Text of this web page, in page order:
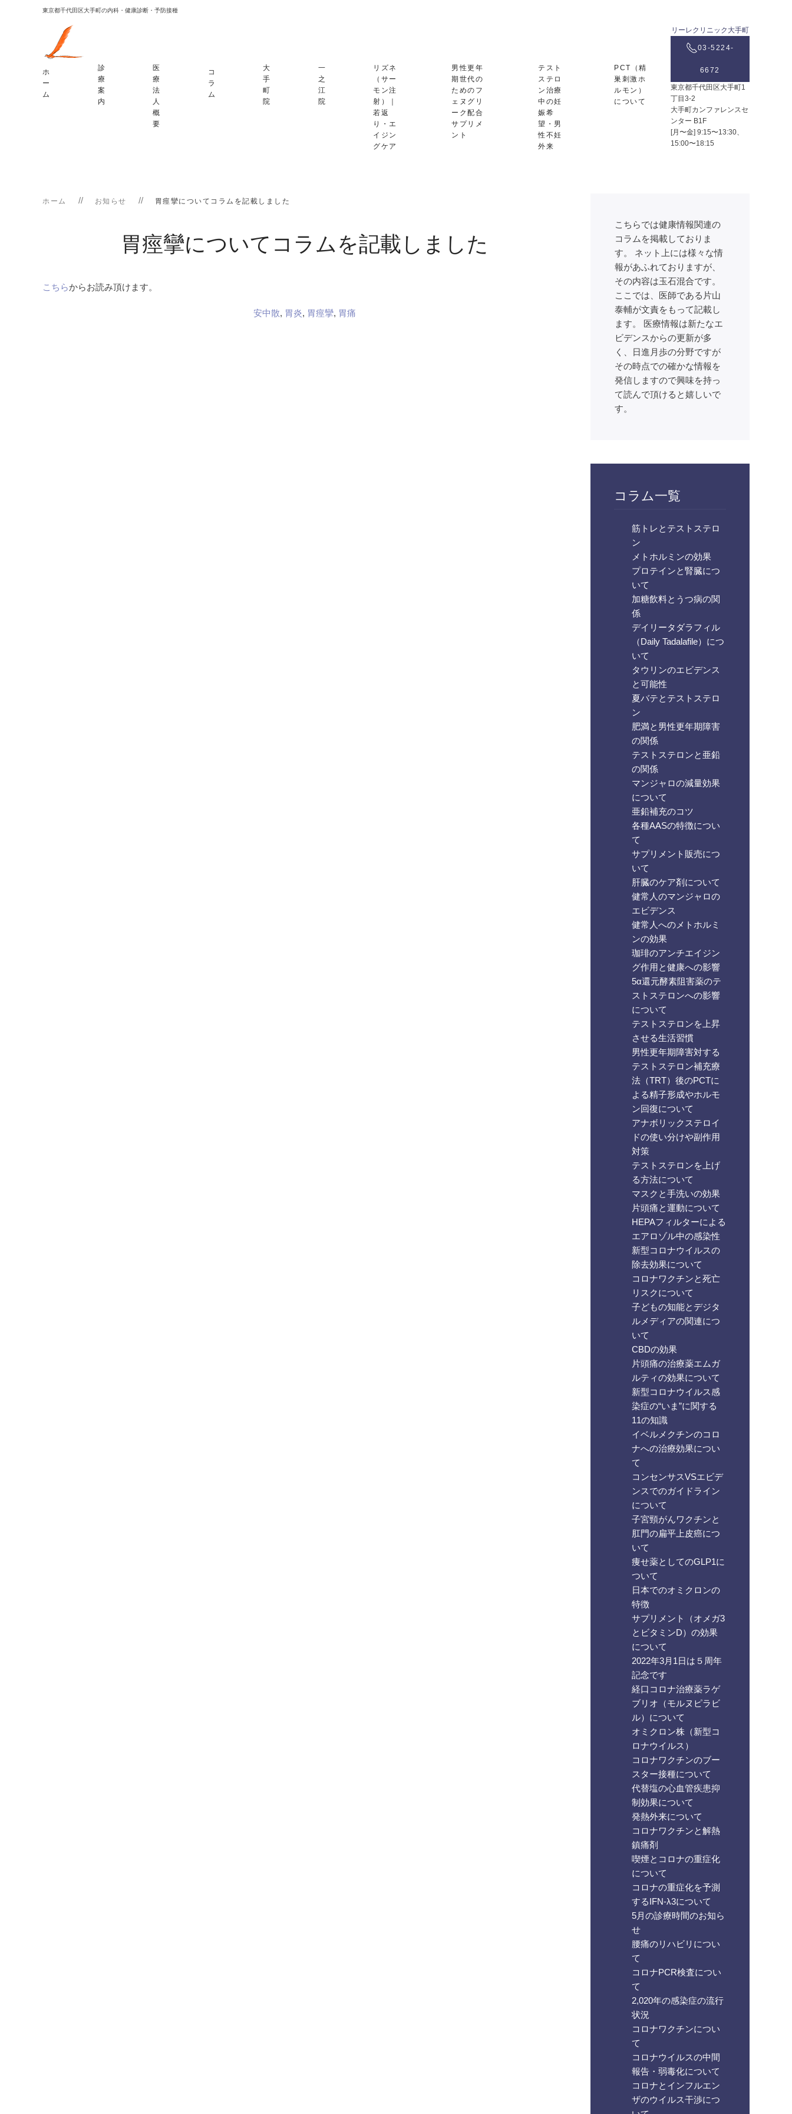
東京都千代田区大手町の内科・健康診断・予防接種
ホ
ー
ム
診
療
案
内
医
療
法
人
概
要
コ
ラ
ム
大
手
町
院
一
之
江
院
リズネ
（サー
モン注
射）｜
若返
り・エ
イジン
グケア
男性更年
期世代の
ためのフ
ェヌグリ
ーク配合
サプリメ
ント
テスト
ステロ
ン治療
中の妊
娠希
望・男
性不妊
外来
PCT（精
巣刺激ホ
ルモン）
について
リーレクリニック大手町
03-5224-
6672
東京都千代田区大手町1
丁目3-2
大手町カンファレンスセ
ンター B1F
[月〜金] 9:15〜13:30、
15:00〜18:15
ホーム お知らせ 胃痙攣についてコラムを記載しました
胃痙攣についてコラムを記載しました
こちらからお読み頂けます。
安中散, 胃炎, 胃痙攣, 胃痛
こちらでは健康情報関連の
コラムを掲載しておりま
す。 ネット上には様々な情
報があふれておりますが、
その内容は玉石混合です。
ここでは、医師である片山
泰輔が文責をもって記載し
ます。 医療情報は新たなエ
ビデンスからの更新が多
く、日進月歩の分野ですが
その時点での確かな情報を
発信しますので興味を持っ
て読んで頂けると嬉しいで
す。
コラム一覧
筋トレとテストステロ
ン
メトホルミンの効果
プロテインと腎臓につ
いて
加糖飲料とうつ病の関
係
デイリータダラフィル
（Daily Tadalafile）につ
いて
タウリンのエビデンス
と可能性
夏バテとテストステロ
ン
肥満と男性更年期障害
の関係
テストステロンと亜鉛
の関係
マンジャロの減量効果
について
亜鉛補充のコツ
各種AASの特徴につい
て
サプリメント販売につ
いて
肝臓のケア剤について
健常人のマンジャロの
エビデンス
健常人へのメトホルミ
ンの効果
珈琲のアンチエイジン
グ作用と健康への影響
5α還元酵素阻害薬のテ
ストステロンへの影響
について
テストステロンを上昇
させる生活習慣
男性更年期障害対する
テストステロン補充療
法（TRT）後のPCTに
よる精子形成やホルモ
ン回復について
アナボリックステロイ
ドの使い分けや副作用
対策
テストステロンを上げ
る方法について
マスクと手洗いの効果
片頭痛と運動について
HEPAフィルターによる
エアロゾル中の感染性
新型コロナウイルスの
除去効果について
コロナワクチンと死亡
リスクについて
子どもの知能とデジタ
ルメディアの関連につ
いて
CBDの効果
片頭痛の治療薬エムガ
ルティの効果について
新型コロナウイルス感
染症の“いま”に関する
11の知識
イベルメクチンのコロ
ナへの治療効果につい
て
コンセンサスVSエビデ
ンスでのガイドライン
について
子宮頸がんワクチンと
肛門の扁平上皮癌につ
いて
痩せ薬としてのGLP1に
ついて
日本でのオミクロンの
特徴
サプリメント（オメガ3
とビタミンD）の効果
について
2022年3月1日は５周年
記念です
経口コロナ治療薬ラゲ
ブリオ（モルヌピラビ
ル）について
オミクロン株（新型コ
ロナウイルス）
コロナワクチンのブー
スター接種について
代替塩の心血管疾患抑
制効果について
発熱外来について
コロナワクチンと解熱
鎮痛剤
喫煙とコロナの重症化
について
コロナの重症化を予測
するIFN-λ3について
5月の診療時間のお知ら
せ
腰痛のリハビリについ
て
コロナPCR検査につい
て
2,020年の感染症の流行
状況
コロナワクチンについ
て
コロナウイルスの中間
報告・弱毒化について
コロナとインフルエン
ザのウイルス干渉につ